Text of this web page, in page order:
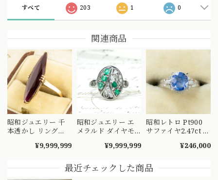
すべて 203 1 0
関連商品
昭和ジュエリー 千
本透かし リング
昭和レトロ 陽刻 赤
指輪 MOR00549
¥9,999,999
昭和ジュエリー エ
メラルド ダイヤモ
プラチナ 和デコ ヴ
トロ 指輪
OKR00252
¥9,999,999
昭和レトロ Pt900
サファイヤ2.47ct ダ
プラチナ 腰高 日本
OKR00228
¥246,000
最近チェックした商品